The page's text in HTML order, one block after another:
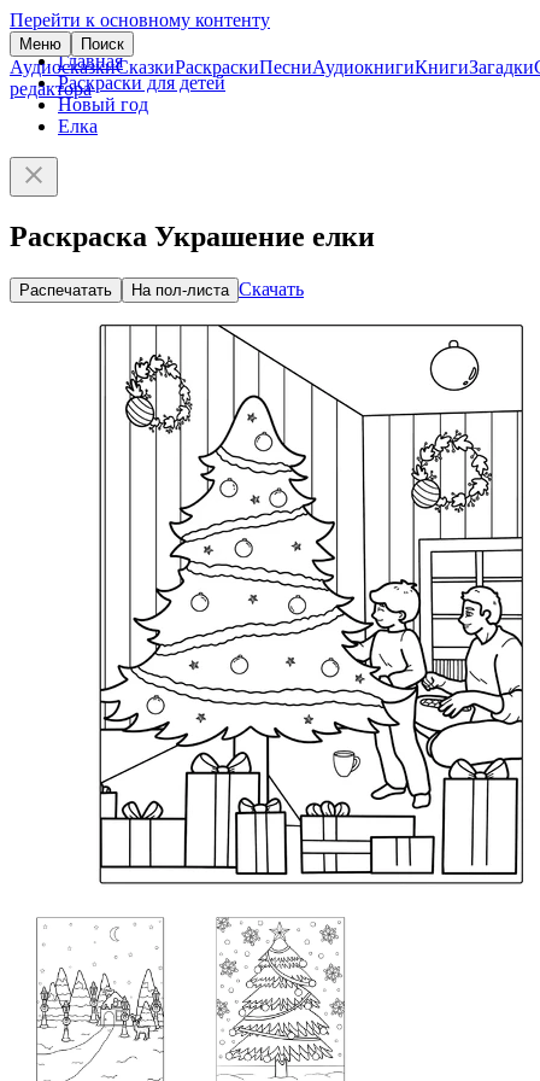
Перейти к основному контенту
Меню Поиск
АудиосказкиСказкиРаскраскиПесниАудиокнигиКнигиЗагадки
редактора
Главная
Раскраски для детей
Новый год
Елка
Раскраска Украшение елки
Распечатать На пол-листа Скачать